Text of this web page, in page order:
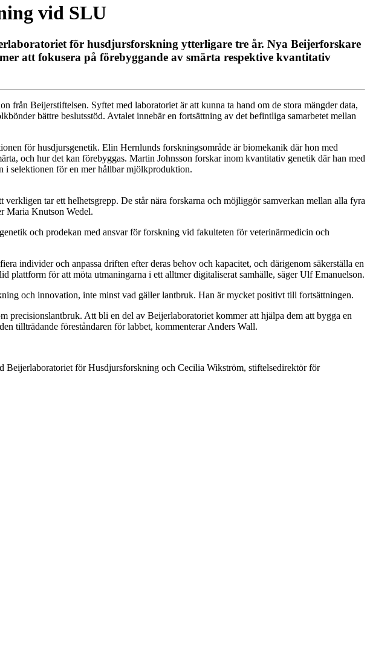
vid SLU
för husdjursforskning ytterligare tre år. Nya Beijerforskare
att fokusera på förebyggande av smärta respektive kvantitativ
Beijerstiftelsen. Syftet med laboratoriet är att kunna ta hand om de stora mängder data,
bättre beslutsstöd. Avtalet innebär en fortsättning av det befintliga samarbetet mellan
för husdjursgenetik. Elin Hernlunds forskningsområde är biomekanik där hon med
och hur det kan förebyggas. Martin Johnsson forskar inom kvantitativ genetik där han med
i selektionen för en mer hållbar mjölkproduktion.
tar ett helhetsgrepp. De står nära forskarna och möjliggör samverkan mellan alla fyra
Maria Knutson Wedel.
och prodekan med ansvar för forskning vid fakulteten för veterinärmedicin och
individer och anpassa driften efter deras behov och kapacitet, och därigenom säkerställa en
för att möta utmaningarna i ett alltmer digitaliserat samhälle, säger Ulf Emanuelson.
och innovation, inte minst vad gäller lantbruk. Han är mycket positivt till fortsättningen.
precisionslantbruk. Att bli en del av Beijerlaboratoriet kommer att hjälpa dem att bygga en
tillträdande föreståndaren för labbet, kommenterar Anders Wall.
för Husdjursforskning och Cecilia Wikström, stiftelsedirektör för